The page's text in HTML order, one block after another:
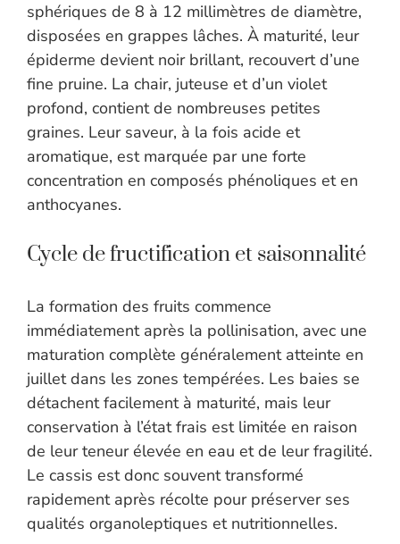
sphériques de 8 à 12 millimètres de diamètre,
disposées en grappes lâches. À maturité, leur
épiderme devient noir brillant, recouvert d’une
fine pruine. La chair, juteuse et d’un violet
profond, contient de nombreuses petites
graines. Leur saveur, à la fois acide et
aromatique, est marquée par une forte
concentration en composés phénoliques et en
anthocyanes.
Cycle de fructification et saisonnalité
La formation des fruits commence
immédiatement après la pollinisation, avec une
maturation complète généralement atteinte en
juillet dans les zones tempérées. Les baies se
détachent facilement à maturité, mais leur
conservation à l’état frais est limitée en raison
de leur teneur élevée en eau et de leur fragilité.
Le cassis est donc souvent transformé
rapidement après récolte pour préserver ses
qualités organoleptiques et nutritionnelles.